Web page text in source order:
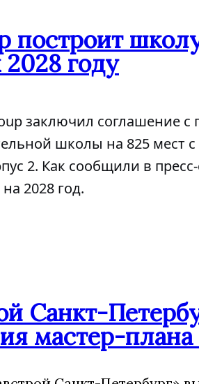
построит
2028 году
заключил соглашение с
школы на 825 мест
2. Как сообщили в
2028 год.
Санкт-
мастер-